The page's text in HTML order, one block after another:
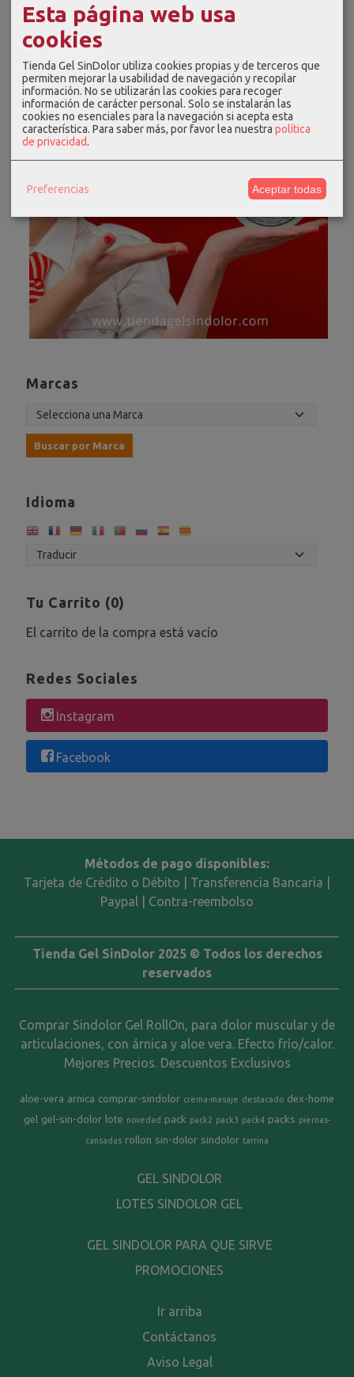
Marcas
Idioma
Tu Carrito (0)
El carrito de la compra está vacío
Redes Sociales
Instagram
Facebook
Métodos de pago disponibles:
Tarjeta de Crédito o Débito | Transferencia Bancaria |
Paypal | Contra-reembolso
Tienda Gel SinDolor 2025 © Todos los derechos
reservados
Comprar Sindolor Gel RollOn, para dolor muscular y de
articulaciones, con árnica y aloe vera. Efecto frío/calor.
Mejores Precios. Descuentos Exclusivos
aloe-vera arnica comprar-sindolor crema-masaje destacado dex-home
gel gel-sin-dolor lote novedad pack pack2 pack3 pack4 packs piernas-
cansadas rollon sin-dolor sindolor tarrina
GEL SINDOLOR
LOTES SINDOLOR GEL
GEL SINDOLOR PARA QUE SIRVE
PROMOCIONES
Ir arriba
Contáctanos
Aviso Legal
Esta página web usa
cookies
Tienda Gel SinDolor utiliza cookies propias y de terceros que
permiten mejorar la usabilidad de navegación y recopilar
información. No se utilizarán las cookies para recoger
información de carácter personal. Solo se instalarán las
cookies no esenciales para la navegación si acepta esta
característica. Para saber más, por favor lea nuestra política
de privacidad.
Preferencias Aceptar todas